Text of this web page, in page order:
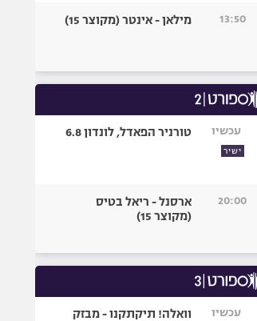
אופניים
כדורמים
פוטבול אמריקאי NFL
גיימינג E-Sports
13:50 מילאן - אינטר (מקוצר 15)
עכשיו
ישיר
טורניר הפאדל, לונדון 6.8
20:00
ארסנל - ריאל בטיס
(מקוצר 15)
עכשיו
וואלה! תיקתקנו - מבזק